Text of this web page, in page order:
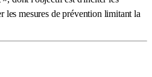
les mesures de prévention limitant la